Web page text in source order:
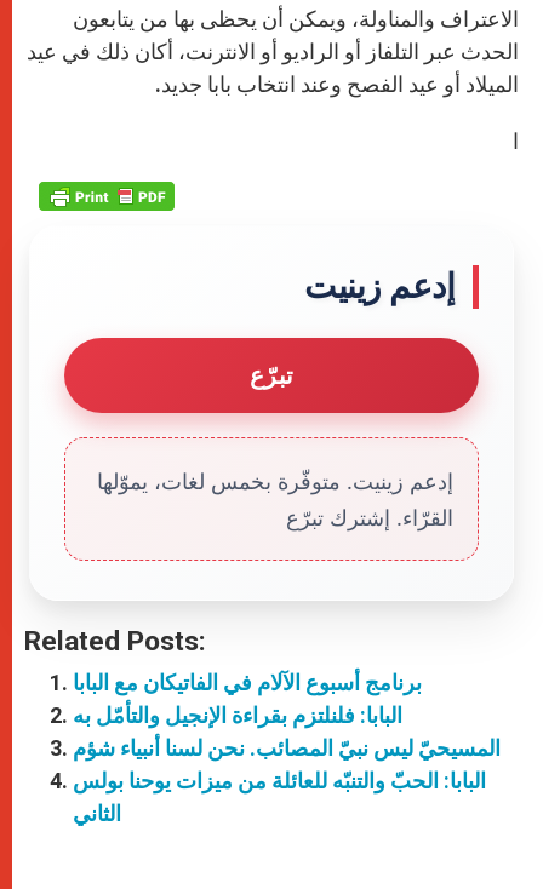
الاعتراف والمناولة، ويمكن أن يحظى بها من يتابعون
الحدث عبر التلفاز أو الراديو أو الانترنت، أكان ذلك في عيد
الميلاد أو عيد الفصح وعند انتخاب بابا جديد.
ا
إدعم زينيت
تبرّع
إدعم زينيت. متوفّرة بخمس لغات، يموّلها
القرّاء. إشترك تبرّع
Related Posts:
برنامج أسبوع الآلام في الفاتيكان مع البابا
البابا: فلنلتزم بقراءة الإنجيل والتأمّل به
المسيحيّ ليس نبيّ المصائب. نحن لسنا أنبياء شؤم
البابا: الحبّ والتنبّه للعائلة من ميزات يوحنا بولس
الثاني